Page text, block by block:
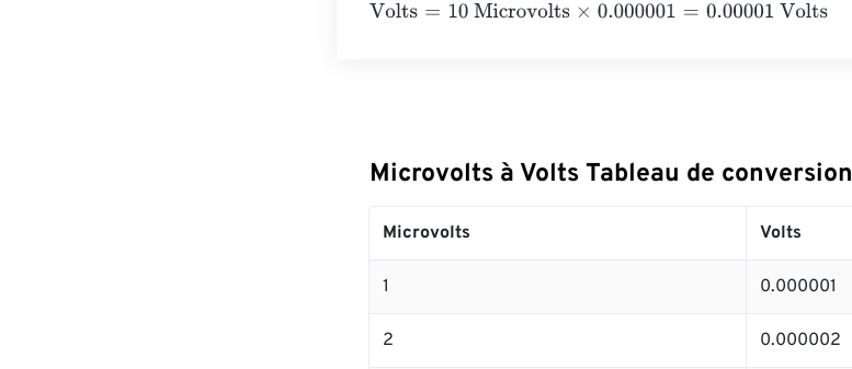
Volts= 10 Microvolts×0.000001=0.00001 Volts
Microvolts à Volts Tableau de conversion
Microvolts Volts
1 0.000001
2 0.000002